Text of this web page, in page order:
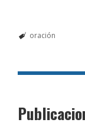
oración